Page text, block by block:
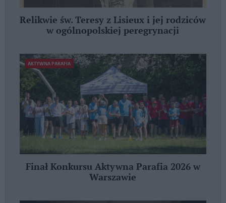
Relikwie św. Teresy z Lisieux i jej rodziców
w ogólnopolskiej peregrynacji
AKTYWNA PARAFIA
Finał Konkursu Aktywna Parafia 2026 w
Warszawie